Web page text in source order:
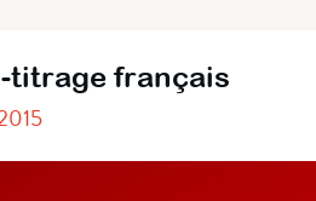
titrage français